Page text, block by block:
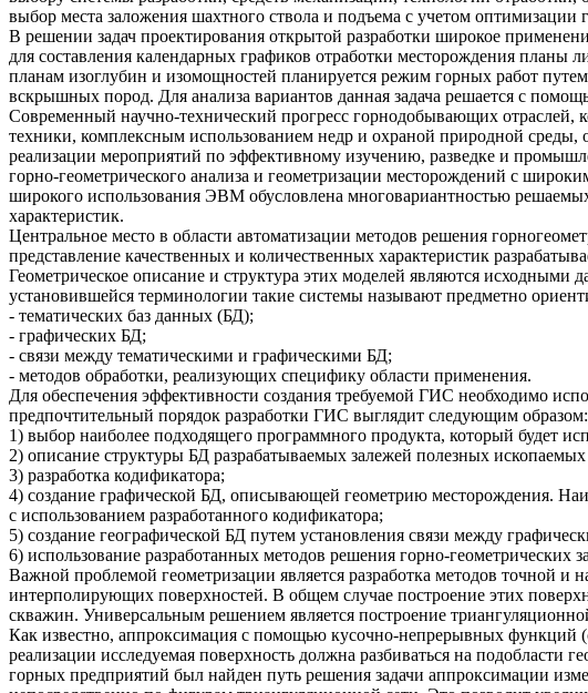
выбор места заложения шахтного ствола и подъема с учетом оптимизации
В решении задач проектирования открытой разработки широкое
для составления календарных графиков отработки месторождения
планам изоглубин и изомощностей планируется режим горных работ
вскрышных пород. Для анализа вариантов данная задача решается с
Современный научно-технический прогресс горнодобывающих отраслей,
техники, комплексным использованием недр и охраной природной
реализации мероприятий по эффективному изучению, разведке и
горно-геометрического анализа и геометризации месторождений с
широкого использования ЭВМ обусловлена многовариантностью
характеристик.
Центральное место в области автоматизации методов решения
представление качественных и количественных характеристик
Геометрическое описание и структура этих моделей являются
установившейся терминологии такие системы называют предметно
- тематических баз данных (БД);
- графических БД;
- связи между тематическими и графическими БД;
- методов обработки, реализующих специфику области применения.
Для обеспечения эффективности создания требуемой ГИС необходимо
предпочтительный порядок разработки ГИС выглядит следующим образом:
1) выбор наиболее подходящего программного продукта, который будет
2) описание структуры БД разрабатываемых залежей полезных
3) разработка кодификатора;
4) создание графической БД, описывающей геометрию месторождения.
с использованием разработанного кодификатора;
5) создание географической БД путем установления связи между
6) использование разработанных методов решения горно-
Важной проблемой геометризации является разработка методов точной
интерполирующих поверхностей. В общем случае построение этих
скважин. Универсальным решением является построение
Как известно, аппроксимация с помощью кусочно-непрерывных функций
реализации исследуемая поверхность должна разбиваться на
горных предприятий был найден путь решения задачи аппроксимации